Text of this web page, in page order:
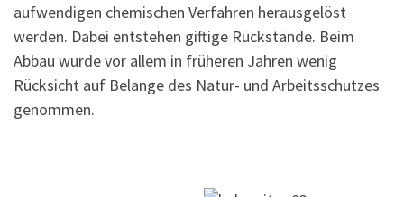
aufwendigen chemischen Verfahren herausgelöst
werden. Dabei entstehen giftige Rückstände. Beim
Abbau wurde vor allem in früheren Jahren wenig
Rücksicht auf Belange des Natur- und Arbeitsschutzes
genommen.